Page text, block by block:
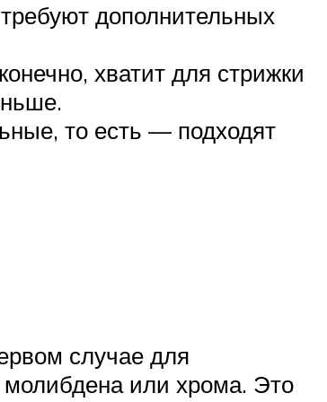
дополнительных
хватит для стрижки
то есть — подходят
случае для
или хрома. Это